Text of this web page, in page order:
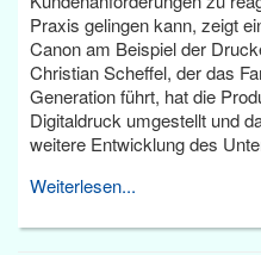
Praxis gelingen kann, zeigt
Canon am Beispiel der
Christian Scheffel, der das
Generation führt, hat die
Digitaldruck umgestellt und
weitere Entwicklung des
Weiterlesen...